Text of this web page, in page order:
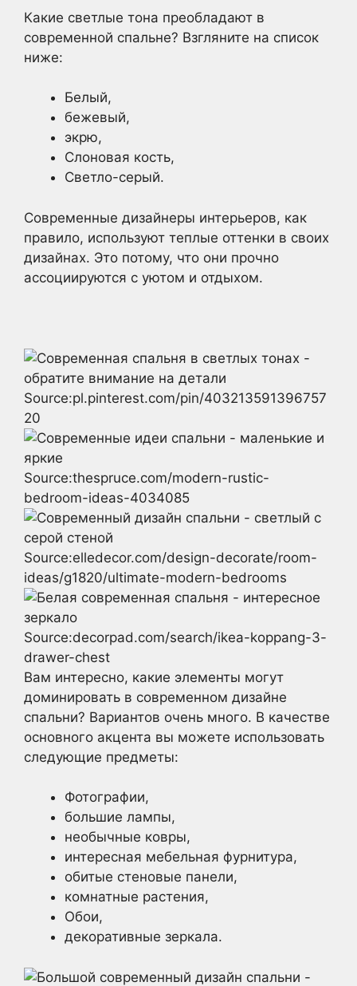
Какие светлые тона преобладают в
современной спальне? Взгляните на список
ниже:
Белый,
бежевый,
экрю,
Слоновая кость,
Светло-серый.
Современные дизайнеры интерьеров, как
правило, используют теплые оттенки в своих
дизайнах. Это потому, что они прочно
ассоциируются с уютом и отдыхом.
Source:pl.pinterest.com/pin/403213591396757
20
Source:thespruce.com/modern-rustic-
bedroom-ideas-4034085
Source:elledecor.com/design-decorate/room-
ideas/g1820/ultimate-modern-bedrooms
Source:decorpad.com/search/ikea-koppang-3-
drawer-chest
Вам интересно, какие элементы могут
доминировать в современном дизайне
спальни? Вариантов очень много. В качестве
основного акцента вы можете использовать
следующие предметы:
Фотографии,
большие лампы,
необычные ковры,
интересная мебельная фурнитура,
обитые стеновые панели,
комнатные растения,
Обои,
декоративные зеркала.